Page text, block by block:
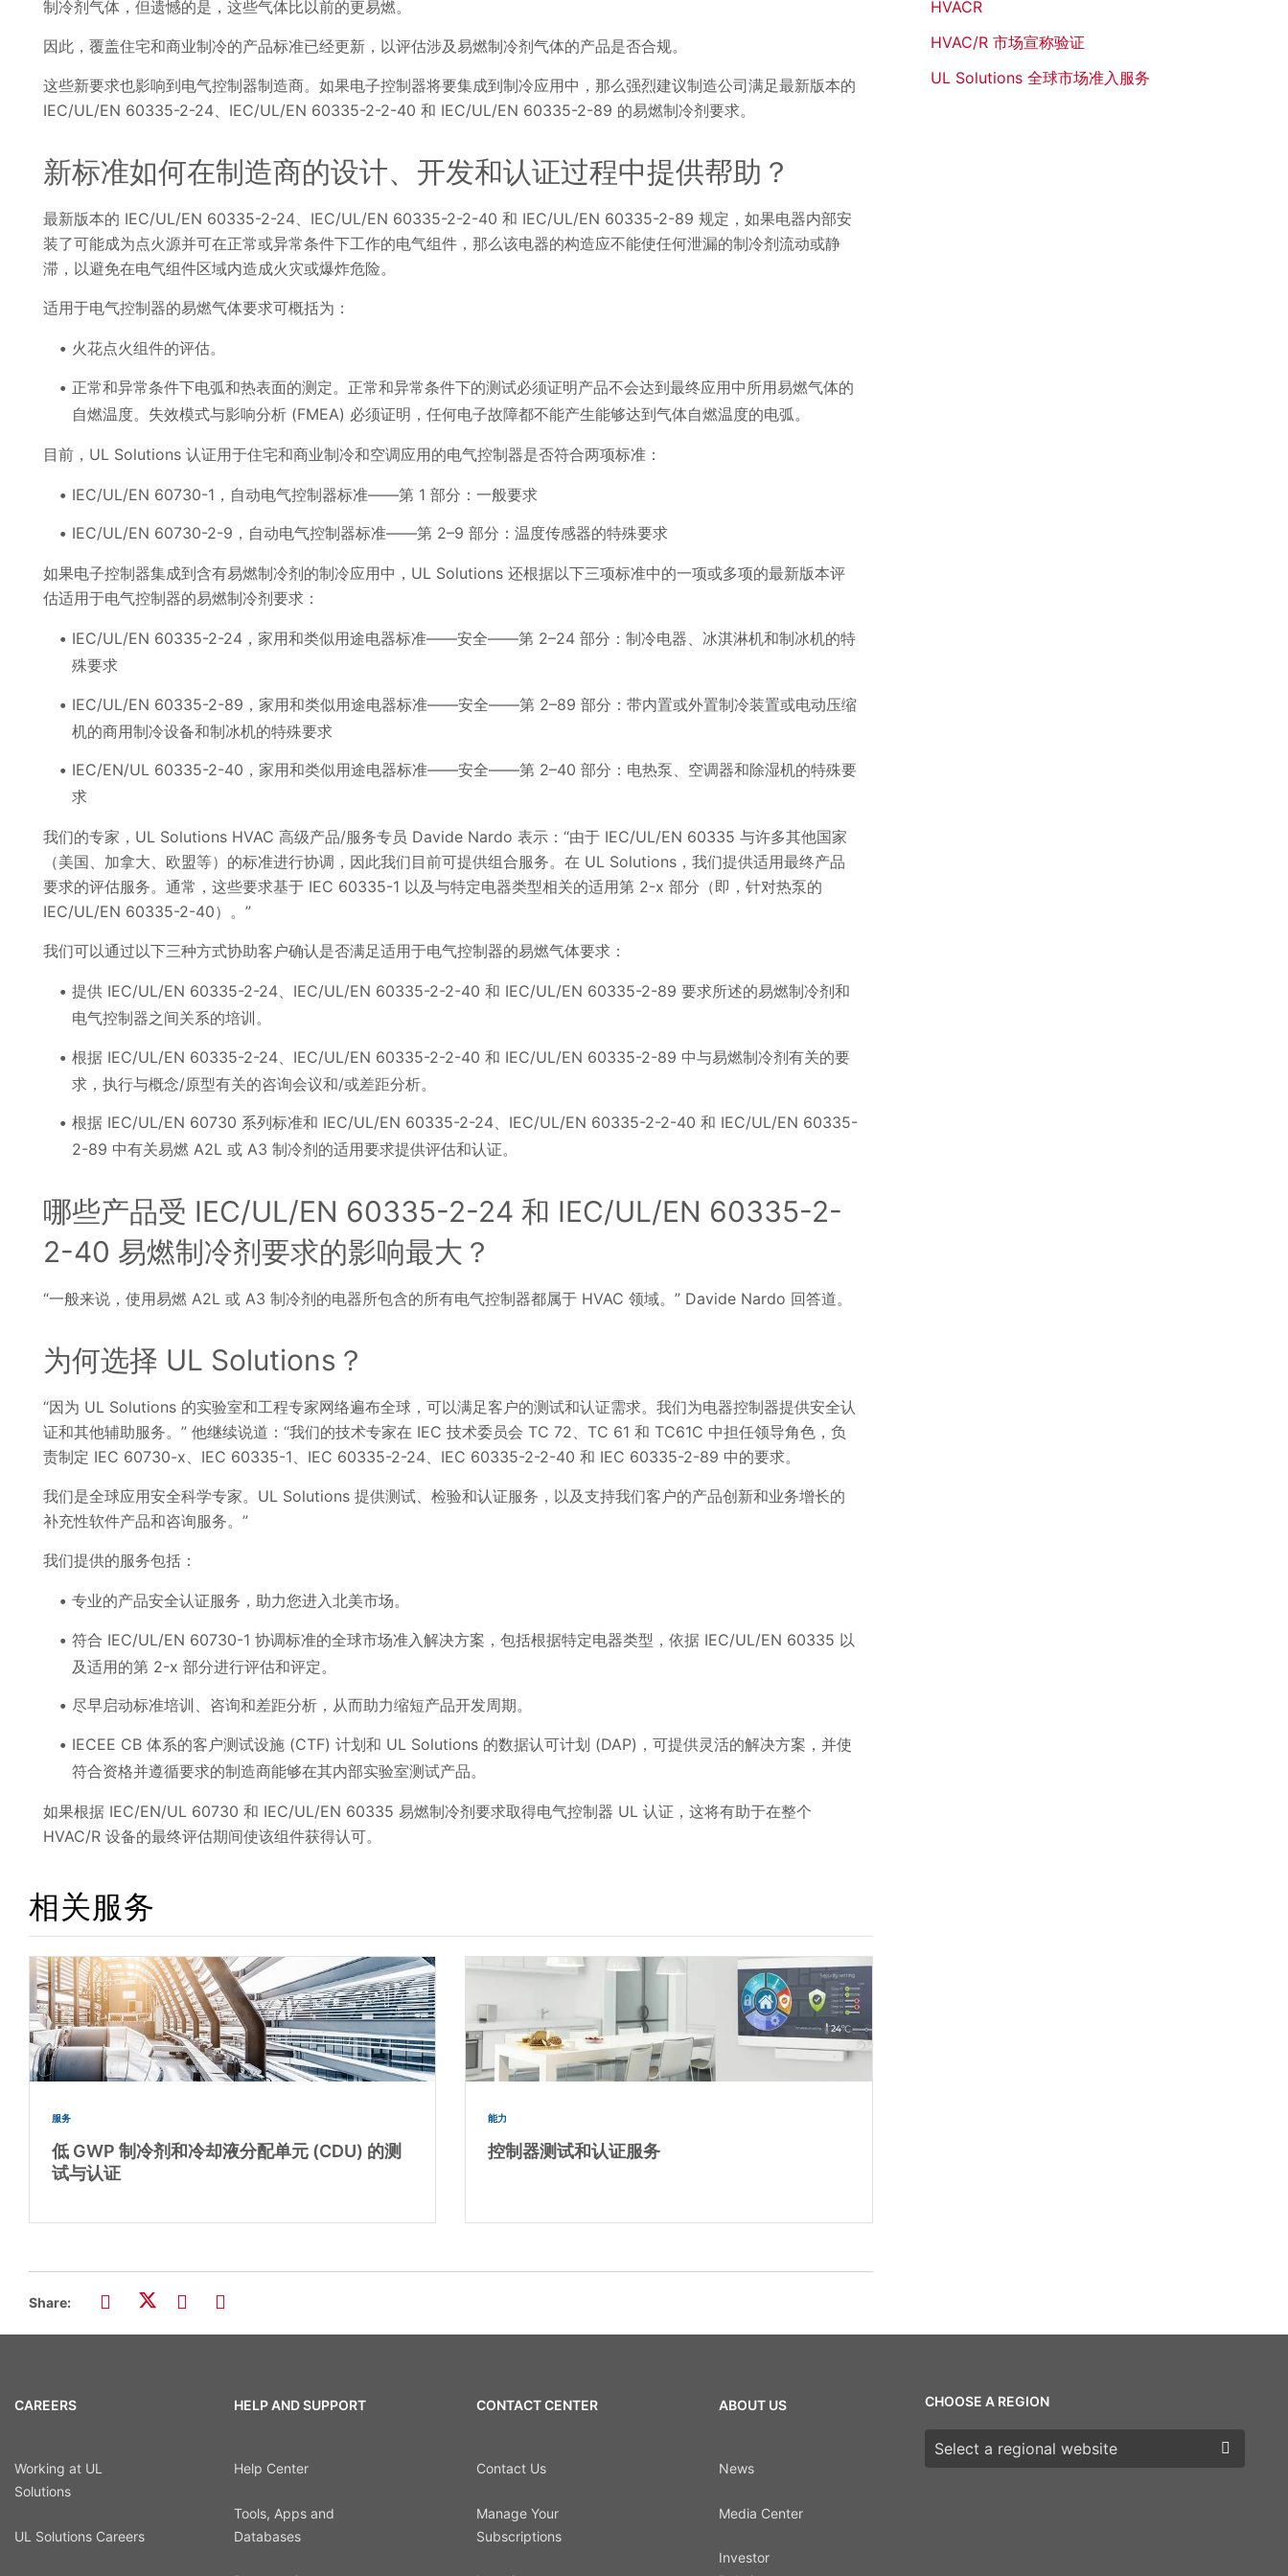
制冷剂气体，但遗憾的是，这些气体比以前的更易燃。
因此，覆盖住宅和商业制冷的产品标准已经更新，以评估涉及易燃制冷剂气体的产品是否合规。
这些新要求也影响到电气控制器制造商。如果电子控制器将要集成到制冷应用中，那么强烈建议制造公司满足最新版本的
IEC/UL/EN 60335-2-24、IEC/UL/EN 60335-2-2-40 和 IEC/UL/EN 60335-2-89 的易燃制冷剂要求。
新标准如何在制造商的设计、开发和认证过程中提供帮助？
最新版本的 IEC/UL/EN 60335-2-24、IEC/UL/EN 60335-2-2-40 和 IEC/UL/EN 60335-2-89 规定，如果电器内部安
装了可能成为点火源并可在正常或异常条件下工作的电气组件，那么该电器的构造应不能使任何泄漏的制冷剂流动或静
滞，以避免在电气组件区域内造成火灾或爆炸危险。
适用于电气控制器的易燃气体要求可概括为：
火花点火组件的评估。
正常和异常条件下电弧和热表面的测定。正常和异常条件下的测试必须证明产品不会达到最终应用中所用易燃气体的
自燃温度。失效模式与影响分析 (FMEA) 必须证明，任何电子故障都不能产生能够达到气体自燃温度的电弧。
目前，UL Solutions 认证用于住宅和商业制冷和空调应用的电气控制器是否符合两项标准：
IEC/UL/EN 60730-1，自动电气控制器标准——第 1 部分：一般要求
IEC/UL/EN 60730-2-9，自动电气控制器标准——第 2–9 部分：温度传感器的特殊要求
如果电子控制器集成到含有易燃制冷剂的制冷应用中，UL Solutions 还根据以下三项标准中的一项或多项的最新版本评
估适用于电气控制器的易燃制冷剂要求：
IEC/UL/EN 60335-2-24，家用和类似用途电器标准——安全——第 2–24 部分：制冷电器、冰淇淋机和制冰机的特
殊要求
IEC/UL/EN 60335-2-89，家用和类似用途电器标准——安全——第 2–89 部分：带内置或外置制冷装置或电动压缩
机的商用制冷设备和制冰机的特殊要求
IEC/EN/UL 60335-2-40，家用和类似用途电器标准——安全——第 2–40 部分：电热泵、空调器和除湿机的特殊要
求
我们的专家，UL Solutions HVAC 高级产品/服务专员 Davide Nardo 表示：“由于 IEC/UL/EN 60335 与许多其他国家
（美国、加拿大、欧盟等）的标准进行协调，因此我们目前可提供组合服务。在 UL Solutions，我们提供适用最终产品
要求的评估服务。通常，这些要求基于 IEC 60335-1 以及与特定电器类型相关的适用第 2-x 部分（即，针对热泵的
IEC/UL/EN 60335-2-40）。”
我们可以通过以下三种方式协助客户确认是否满足适用于电气控制器的易燃气体要求：
提供 IEC/UL/EN 60335-2-24、IEC/UL/EN 60335-2-2-40 和 IEC/UL/EN 60335-2-89 要求所述的易燃制冷剂和
电气控制器之间关系的培训。
根据 IEC/UL/EN 60335-2-24、IEC/UL/EN 60335-2-2-40 和 IEC/UL/EN 60335-2-89 中与易燃制冷剂有关的要
求，执行与概念/原型有关的咨询会议和/或差距分析。
根据 IEC/UL/EN 60730 系列标准和 IEC/UL/EN 60335-2-24、IEC/UL/EN 60335-2-2-40 和 IEC/UL/EN 60335-
2-89 中有关易燃 A2L 或 A3 制冷剂的适用要求提供评估和认证。
哪些产品受 IEC/UL/EN 60335-2-24 和 IEC/UL/EN 60335-2-
2-40 易燃制冷剂要求的影响最大？
“一般来说，使用易燃 A2L 或 A3 制冷剂的电器所包含的所有电气控制器都属于 HVAC 领域。” Davide Nardo 回答道。
为何选择 UL Solutions？
“因为 UL Solutions 的实验室和工程专家网络遍布全球，可以满足客户的测试和认证需求。我们为电器控制器提供安全认
证和其他辅助服务。” 他继续说道：“我们的技术专家在 IEC 技术委员会 TC 72、TC 61 和 TC61C 中担任领导角色，负
责制定 IEC 60730-x、IEC 60335-1、IEC 60335-2-24、IEC 60335-2-2-40 和 IEC 60335-2-89 中的要求。
我们是全球应用安全科学专家。UL Solutions 提供测试、检验和认证服务，以及支持我们客户的产品创新和业务增长的
补充性软件产品和咨询服务。”
我们提供的服务包括：
专业的产品安全认证服务，助力您进入北美市场。
符合 IEC/UL/EN 60730-1 协调标准的全球市场准入解决方案，包括根据特定电器类型，依据 IEC/UL/EN 60335 以
及适用的第 2-x 部分进行评估和评定。
尽早启动标准培训、咨询和差距分析，从而助力缩短产品开发周期。
IECEE CB 体系的客户测试设施 (CTF) 计划和 UL Solutions 的数据认可计划 (DAP)，可提供灵活的解决方案，并使
符合资格并遵循要求的制造商能够在其内部实验室测试产品。
如果根据 IEC/EN/UL 60730 和 IEC/UL/EN 60335 易燃制冷剂要求取得电气控制器 UL 认证，这将有助于在整个
HVAC/R 设备的最终评估期间使该组件获得认可。
相关服务
服务
低 GWP 制冷剂和冷却液分配单元 (CDU) 的测
试与认证
能力
控制器测试和认证服务
HVACR
HVAC/R 市场宣称验证
UL Solutions 全球市场准入服务
Share:
CAREERS
Working at UL
Solutions
UL Solutions Careers
HELP AND SUPPORT
Help Center
Tools, Apps and
Databases
CONTACT CENTER
Contact Us
Manage Your
Subscriptions
ABOUT US
News
Media Center
Investor
CHOOSE A REGION
Choose a region